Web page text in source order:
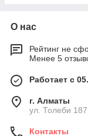
О нас
Рейтинг не
Менее 5
Работает с
г. Алматы
ул. Толеби
Контакты